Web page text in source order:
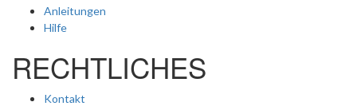
Anleitungen
Hilfe
RECHTLICHES
Kontakt